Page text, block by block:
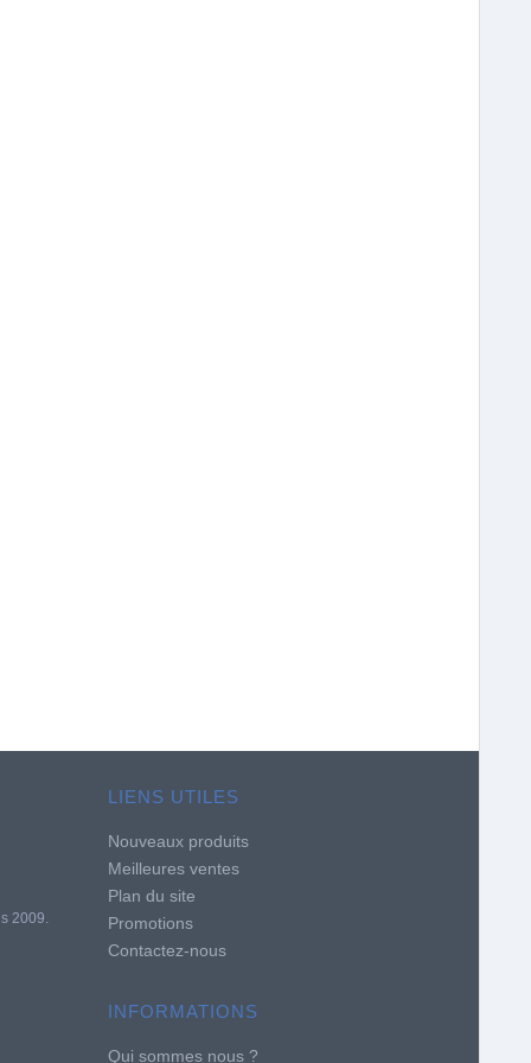
2009.
LIENS UTILES
Nouveaux produits
Meilleures ventes
Plan du site
Promotions
Contactez-nous
INFORMATIONS
Qui sommes nous ?